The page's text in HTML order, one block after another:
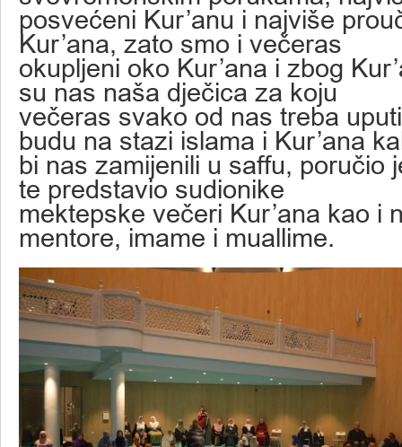
posvećeni Kur’anu i najviše
Kur’ana, zato smo i večeras
okupljeni oko Kur’ana i zbog
su nas naša dječica za koju
večeras svako od nas treba
budu na stazi islama i Kur’ana
bi nas zamijenili u saffu, poručio
te predstavio sudionike
mektepske večeri Kur’ana kao i
mentore, imame i muallime.